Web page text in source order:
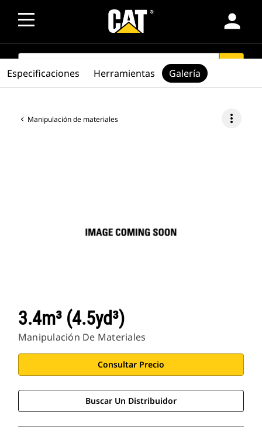
person
SEARCH
Manipulación de materiales more_vert
3.4m³ (4.5yd³)
Manipulación De Materiales
Consultar Precio
Buscar Un Distribuidor
Especificaciones Herramientas Galería